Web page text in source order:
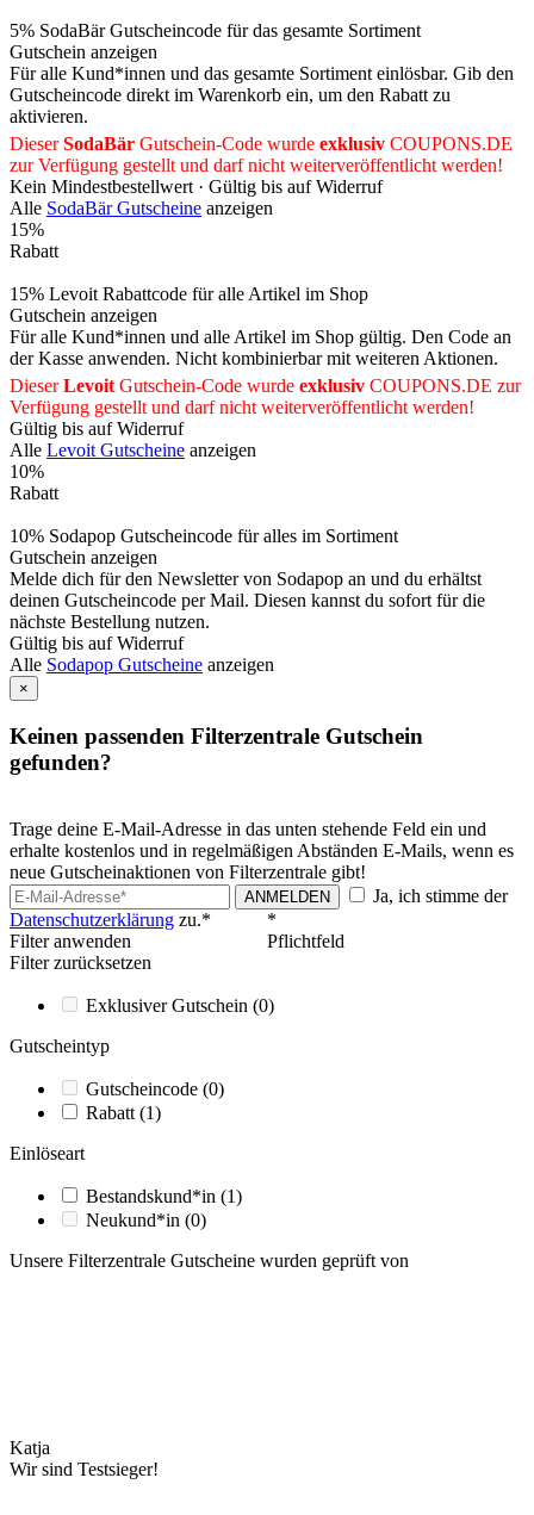
5% SodaBär Gutscheincode für das gesamte Sortiment
Gutschein anzeigen
Für alle Kund*innen und das gesamte Sortiment einlösbar. Gib den
Gutscheincode direkt im Warenkorb ein, um den Rabatt zu
aktivieren.
DieserSodaBär Gutschein-Code wurde exklusiv COUPONS.DE
zur Verfügung gestellt und darf nicht weiterveröffentlicht werden!
Kein Mindestbestellwert · Gültig bis auf Widerruf
Alle SodaBär Gutscheine anzeigen
15%
Rabatt
15% Levoit Rabattcode für alle Artikel im Shop
Gutschein anzeigen
Für alle Kund*innen und alle Artikel im Shop gültig. Den Code an
der Kasse anwenden. Nicht kombinierbar mit weiteren Aktionen.
DieserLevoit Gutschein-Code wurde exklusiv COUPONS.DE zur
Verfügung gestellt und darf nicht weiterveröffentlicht werden!
Gültig bis auf Widerruf
Alle Levoit Gutscheine anzeigen
10%
Rabatt
10% Sodapop Gutscheincode für alles im Sortiment
Gutschein anzeigen
Melde dich für den Newsletter von Sodapop an und du erhältst
deinen Gutscheincode per Mail. Diesen kannst du sofort für die
nächste Bestellung nutzen.
Gültig bis auf Widerruf
Alle Sodapop Gutscheine anzeigen
×
Keinen passenden Filterzentrale Gutschein
gefunden?
Trage deine E-Mail-Adresse in das unten stehende Feld ein und
erhalte kostenlos und in regelmäßigen Abständen E-Mails, wenn es
neue Gutscheinaktionen von Filterzentrale gibt!
ANMELDEN
Ja, ich stimme der
Datenschutzerklärung zu.*
*
Pflichtfeld
Filter anwenden
Filter zurücksetzen
Exklusiver Gutschein (0)
Gutscheintyp
Gutscheincode (0)
Rabatt(1)
Einlöseart
Bestandskund*in (1)
Neukund*in (0)
Unsere Filterzentrale Gutscheine wurden geprüft von
Katja
Wir sind Testsieger!